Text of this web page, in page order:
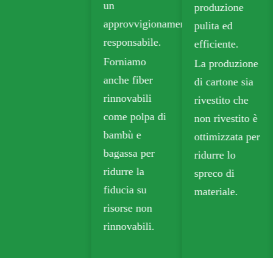
produzione
pulita ed
efficiente.
La produzione
di cartone sia
rivestito che
non rivestito è
ottimizzata per
ridurre lo
spreco di
materiale.
sostenibili.
La carta kraft
biodegradabile
è ampiamente
utilizzata negli
imballaggi da
asporto,
alimentari e al
dettaglio.